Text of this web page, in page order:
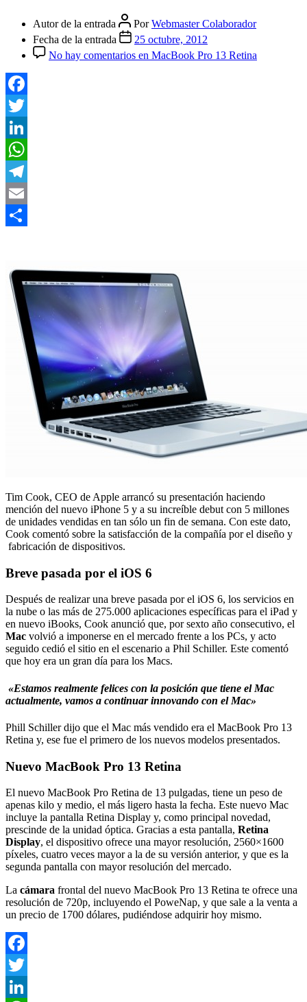
Autor de la entrada PorWebmaster Colaborador
Fecha de la entrada
25 octubre, 2012
No hay comentarios en MacBook Pro 13 Retina
Facebook
Twitter
LinkedIn
WhatsApp
Telegram
Email
Tim Cook, CEO de Apple arrancó su presentación haciendo
mención del nuevo iPhone 5 y a su increíble debut con 5 millones
de unidades vendidas en tan sólo un fin de semana. Con este dato,
Cook comentó sobre la satisfacción de la compañía por el diseño y
fabricación de dispositivos.
Breve pasada por el iOS 6
Después de realizar una breve pasada por el iOS 6, los servicios en
la nube o las más de 275.000 aplicaciones específicas para el iPad y
en nuevo iBooks, Cook anunció que, por sexto año consecutivo, el
Mac volvió a imponerse en el mercado frente a los PCs, y acto
seguido cedió el sitio en el escenario a Phil Schiller. Este comentó
que hoy era un gran día para los Macs.
«Estamos realmente felices con la posición que tiene el Mac
actualmente, vamos a continuar innovando con el Mac»
Phill Schiller dijo que el Mac más vendido era el MacBook Pro 13
Retina y, ese fue el primero de los nuevos modelos presentados.
Nuevo MacBook Pro 13 Retina
El nuevo MacBook Pro Retina de 13 pulgadas, tiene un peso de
apenas kilo y medio, el más ligero hasta la fecha. Este nuevo Mac
incluye la pantalla Retina Display y, como principal novedad,
prescinde de la unidad óptica. Gracias a esta pantalla, Retina
Display, el dispositivo ofrece una mayor resolución, 2560×1600
píxeles, cuatro veces mayor a la de su versión anterior, y que es la
segunda pantalla con mayor resolución del mercado.
La cámara frontal del nuevo MacBook Pro 13 Retina te ofrece una
resolución de 720p, incluyendo el PoweNap, y que sale a la venta a
un precio de 1700 dólares, pudiéndose adquirir hoy mismo.
Facebook
Twitter